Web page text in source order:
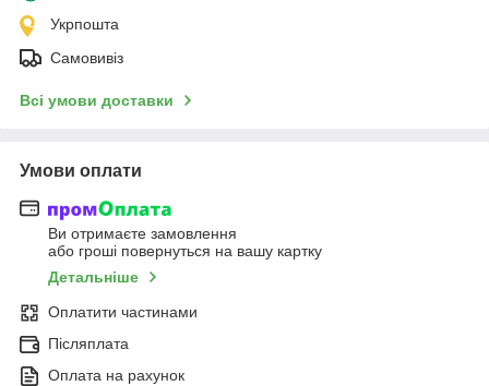
Укрпошта
Самовивіз
Всі умови доставки
Умови оплати
Ви отримаєте замовлення
або гроші повернуться на вашу картку
Детальніше
Оплатити частинами
Післяплата
Оплата на рахунок